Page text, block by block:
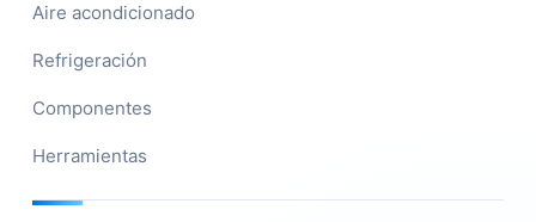
Aire acondicionado
Refrigeración
Componentes
Herramientas